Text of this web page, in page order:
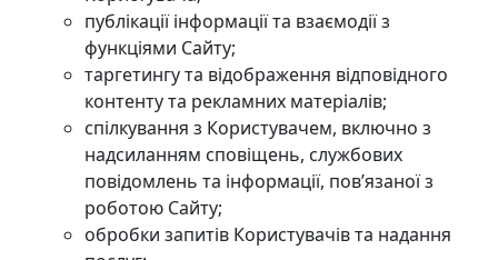
публікації інформації та взаємодії з
функціями Сайту;
таргетингу та відображення відповідного
контенту та рекламних матеріалів;
спілкування з Користувачем, включно з
надсиланням сповіщень, службових
повідомлень та інформації, пов’язаної з
роботою Сайту;
обробки запитів Користувачів та надання